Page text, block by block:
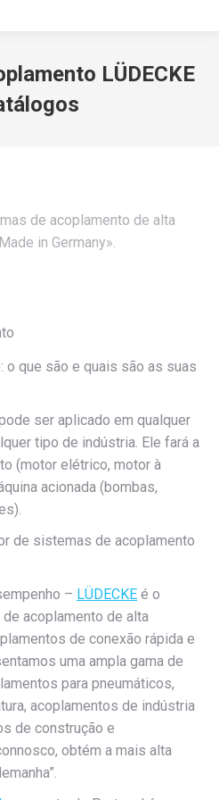
LÜDECKE
de acoplamento de alta
in Germany».
o que são e quais são as suas
ser aplicado em qualquer
tipo de indústria. Ele fará a
(motor elétrico, motor à
acionada (bombas,
de sistemas de acoplamento
– LÜDECKE é o
acoplamento de alta
de conexão rápida e
uma ampla gama de
para pneumáticos,
acoplamentos de indústria
de construção e
obtém a mais alta